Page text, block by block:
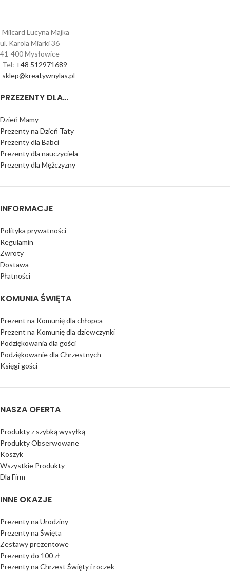
Milcard Lucyna Majka
ul. Karola Miarki 36
41-400 Mysłowice
Tel: +48 512971689
sklep@kreatywnylas.pl
PRZEZENTY DLA…
Dzień Mamy
Prezenty na Dzień Taty
Prezenty dla Babci
Prezenty dla nauczyciela
Prezenty dla Mężczyzny
INFORMACJE
Polityka prywatności
Regulamin
Zwroty
Dostawa
Płatności
KOMUNIA ŚWIĘTA
Prezent na Komunię dla chłopca
Prezent na Komunię dla dziewczynki
Podziękowania dla gości
Podziękowanie dla Chrzestnych
Księgi gości
NASZA OFERTA
Produkty z szybką wysyłką
Produkty Obserwowane
Koszyk
Wszystkie Produkty
Dla Firm
INNE OKAZJE
Prezenty na Urodziny
Prezenty na Święta
Zestawy prezentowe
Prezenty do 100 zł
Prezenty na Chrzest Święty i roczek